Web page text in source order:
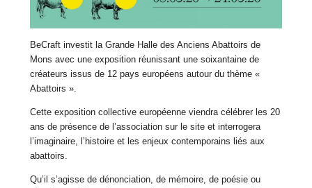
BeCraft investit la Grande Halle des Anciens Abattoirs de
Mons avec une exposition réunissant une soixantaine de
créateurs issus de 12 pays européens autour du thème «
Abattoirs ».
Cette exposition collective européenne viendra célébrer les 20
ans de présence de l’association sur le site et interrogera
l’imaginaire, l’histoire et les enjeux contemporains liés aux
abattoirs.
Qu’il s’agisse de dénonciation, de mémoire, de poésie ou